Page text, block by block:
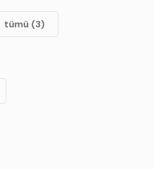
tümü (3)